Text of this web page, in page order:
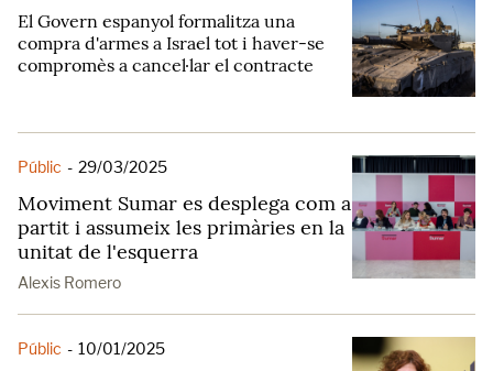
El Govern espanyol formalitza una
compra d'armes a Israel tot i haver-se
compromès a cancel·lar el contracte
Públic - 29/03/2025
Moviment Sumar es desplega com a
partit i assumeix les primàries en la
unitat de l'esquerra
Alexis Romero
Públic - 10/01/2025